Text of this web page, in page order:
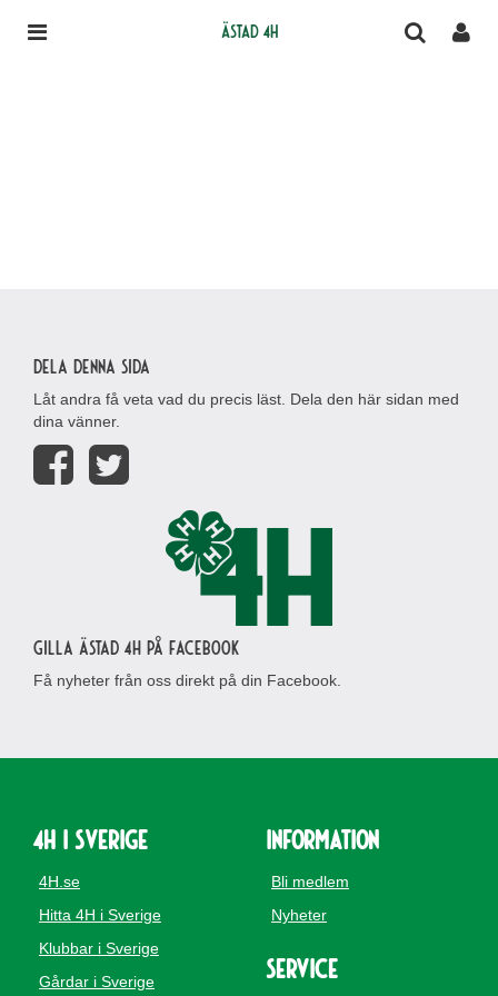
Ästad 4H
Dela denna sida
Låt andra få veta vad du precis läst. Dela den här sidan med
dina vänner.
Gilla Ästad 4H på Facebook
Få nyheter från oss direkt på din Facebook.
4H i Sverige
4H.se
Hitta 4H i Sverige
Klubbar i Sverige
Gårdar i Sverige
Information
Bli medlem
Nyheter
Service